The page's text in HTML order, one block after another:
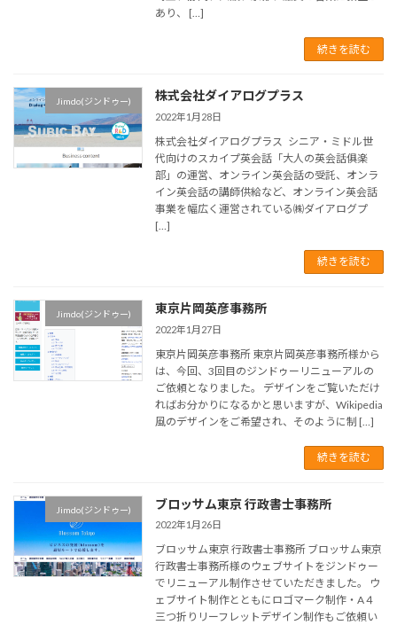
あり、 […]
続きを読む
Jimdo(ジンドゥー) 株式会社ダイアログプラス
2022年1月28日
株式会社ダイアログプラス シニア・ミドル世
代向けのスカイプ英会話「大人の英会話俱楽
部」の運営、オンライン英会話の受託、オンラ
イン英会話の講師供給など、オンライン英会話
事業を幅広く運営されている㈱ダイアログプ
[…]
続きを読む
Jimdo(ジンドゥー) 東京片岡英彦事務所
2022年1月27日
東京片岡英彦事務所 東京片岡英彦事務所様から
は、今回、3回目のジンドゥーリニューアルの
ご依頼となりました。 デザインをご覧いただけ
ればお分かりになるかと思いますが、Wikipedia
風のデザインをご希望され、そのように制 […]
続きを読む
Jimdo(ジンドゥー) ブロッサム東京 行政書士事務所
2022年1月26日
ブロッサム東京 行政書士事務所 ブロッサム東京
行政書士事務所様のウェブサイトをジンドゥー
でリニューアル制作させていただきました。 ウ
ェブサイト制作とともにロゴマーク制作・A４
三つ折りリーフレットデザイン制作もご依頼い